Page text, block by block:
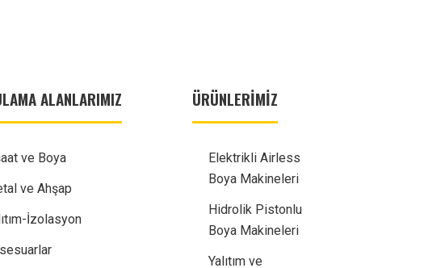
ALANLARIMIZ
ve Boya
ve Ahşap
İzolasyon
ÜRÜNLERIMIZ
Elektrikli Airless
Boya Makineleri
Hidrolik Pistonlu
Boya Makineleri
Yalıtım ve